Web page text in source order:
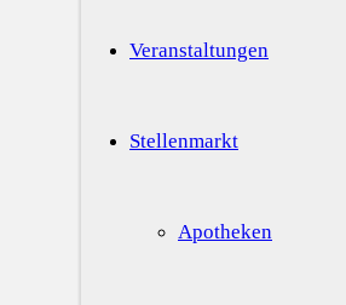
Veranstaltungen
Stellenmarkt
Apotheken